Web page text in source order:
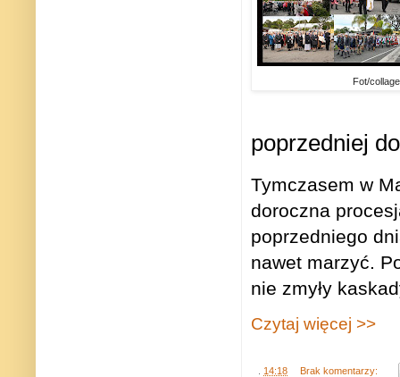
Fot/
poprzedniej
Tymczasem w
doroczna
poprzedniego
nawet marzyć.
nie zmyły
Czytaj więcej >>
14:18 Brak komentarzy: